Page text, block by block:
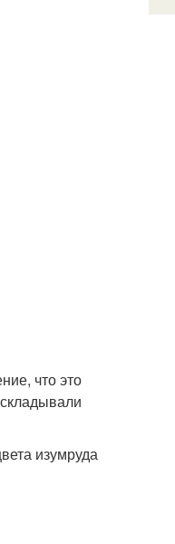
что это
изумруда